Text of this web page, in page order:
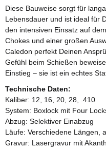
Diese Bauweise sorgt für
Lebensdauer und ist ideal für
den intensiven Einsatz auf
Chokes und einer großen
Caledon perfekt Deinen
Gefühl beim Schießen
Einstieg – sie ist ein echtes
Technische Daten:
Kaliber: 12, 16, 20, 28, .410
System: Boxlock mit Four
Abzug: Selektiver Einabzug
Läufe: Verschiedene Längen,
Gravur: Lasergravur mit